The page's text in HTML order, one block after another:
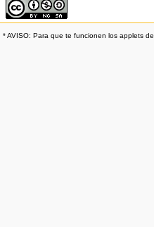
* AVISO: Para que te funcionen los applets